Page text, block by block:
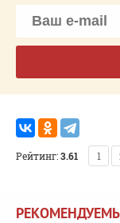
Рейтинг:3.61 1